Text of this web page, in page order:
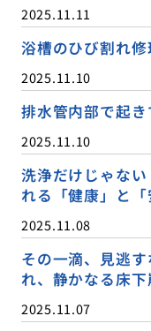
2025.11.11
浴槽のひび割れ
2025.11.10
排水管内部で起
2025.11.10
洗浄だけじゃな
れる「健康」と
2025.11.08
その一滴、見逃
れ、静かなる床
2025.11.07